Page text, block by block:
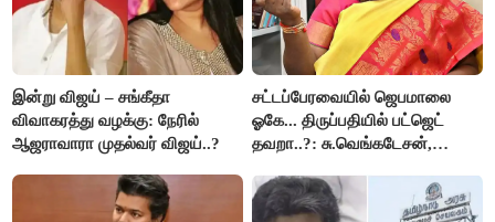
இன்று விஜய் – சங்கீதா
விவாகரத்து வழக்கு: நேரில்
ஆஜராவாரா முதல்வர் விஜய்..?
சட்டப்பேரவையில் ஜெபமாலை
ஓகே... திருப்பதியில் பட்ஜெட்
தவறா..?: சு.வெங்கடேசன்,
கேள்வி..!